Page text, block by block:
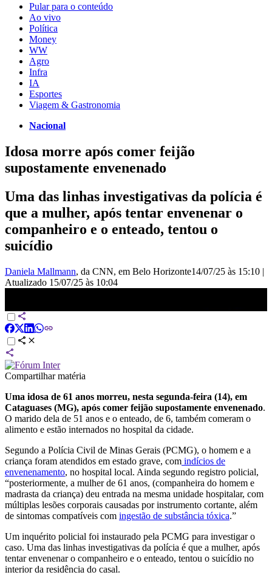
Pular para o conteúdo
Ao vivo
Política
Money
WW
Agro
Infra
IA
Esportes
Viagem & Gastronomia
Nacional
Idosa morre após comer feijão
supostamente envenenado
Uma das linhas investigativas da polícia é
que a mulher, após tentar envenenar o
companheiro e o enteado, tentou o
suicídio
Daniela Mallmann, da CNN, em Belo Horizonte14/07/25 às 15:10 |
Atualizado 15/07/25 às 10:04
Compartilhar matéria
Uma idosa de 61 anos morreu, nesta segunda-feira (14), em
Cataguases (MG), após comer feijão supostamente envenenado.
O marido dela de 51 anos e o enteado, de 6, também comeram o
alimento e estão internados no hospital da cidade.
Segundo a Polícia Civil de Minas Gerais (PCMG), o homem e a
criança foram atendidos em estado grave, com indícios de
envenenamento, no hospital local. Ainda segundo registro policial,
“posteriormente, a mulher de 61 anos, (companheira do homem e
madrasta da criança) deu entrada na mesma unidade hospitalar, com
múltiplas lesões corporais causadas por instrumento cortante, além
de sintomas compatíveis com ingestão de substância tóxica.”
Um inquérito policial foi instaurado pela PCMG para investigar o
caso. Uma das linhas investigativas da polícia é que a mulher, após
tentar envenenar o companheiro e o enteado, tentou o suicídio no
interior da residência do casal.